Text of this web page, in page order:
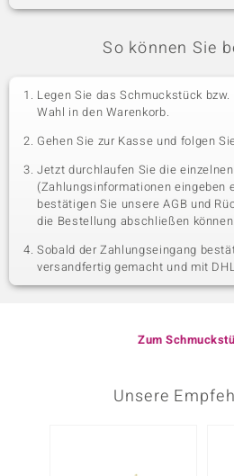
So können Sie
Legen Sie das Schmuckstück
Wahl in den Warenkorb.
Gehen Sie zur Kasse und folgen
Jetzt durchlaufen Sie die
(Zahlungsinformationen eingeben
bestätigen Sie unsere AGB und
die Bestellung abschließen können.
Sobald der Zahlungseingang
versandfertig gemacht und mit
Zum
Unsere